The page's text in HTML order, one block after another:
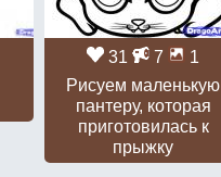
31 7
1
Рисуем маленькую
пантеру, которая
приготовилась к
прыжку